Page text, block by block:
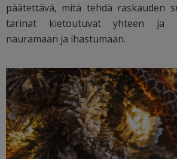
päätettävä, mitä tehdä raskauden
tarinat kietoutuvat yhteen ja
nauramaan ja ihastumaan.